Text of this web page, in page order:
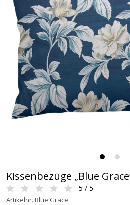
Kissenbezüge „Blue
5 / 5
Artikelnr. Blue Grace